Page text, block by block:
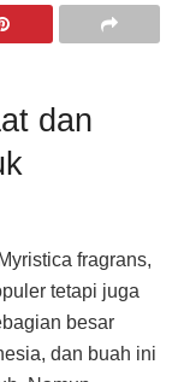
dan
fragrans,
tetapi juga
besar
dan buah ini